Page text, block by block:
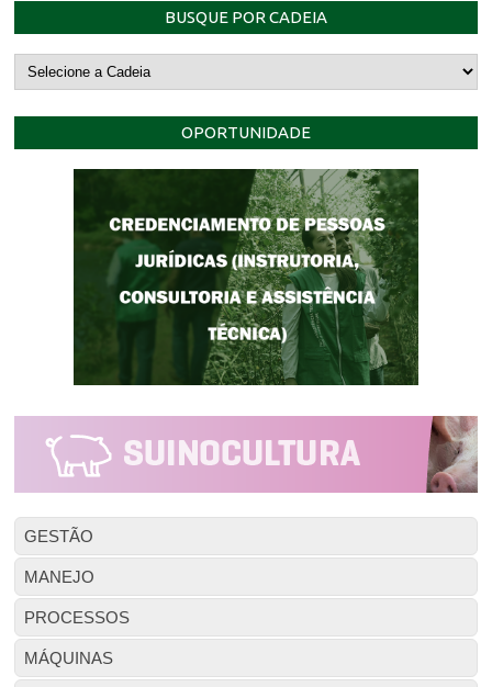
BUSQUE POR CADEIA
OPORTUNIDADE
GESTÃO
MANEJO
PROCESSOS
MÁQUINAS